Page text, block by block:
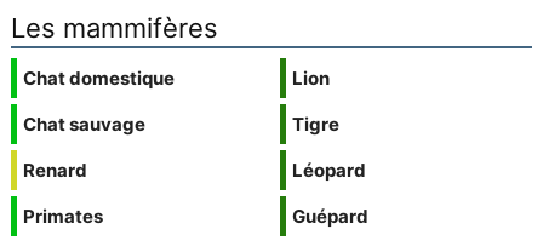
Les mammifères
Chat domestique
Chat sauvage
Renard
Primates
Lion
Tigre
Léopard
Guépard